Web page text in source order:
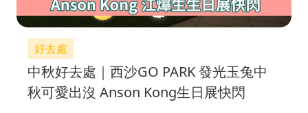
好去處
中秋好去處｜西沙GO PARK 發光玉兔中
秋可愛出沒 Anson Kong生日展快閃